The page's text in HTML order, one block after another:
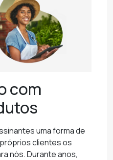
com
uma forma de
clientes os
nós. Durante anos,